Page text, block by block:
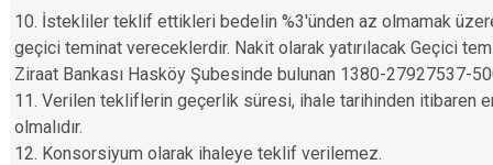
10. İstekliler teklif ettikleri bedelin %3'ünden az olmamak
geçici teminat vereceklerdir. Nakit olarak yatırılacak Geçici
Ziraat Bankası Hasköy Şubesinde bulunan 1380-27927537-
11. Verilen tekliflerin geçerlik süresi, ihale tarihinden itibaren
olmalıdır.
12. Konsorsiyum olarak ihaleye teklif verilemez.